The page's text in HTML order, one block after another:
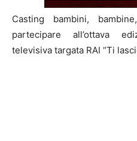
Casting bambini,
partecipare all’ottava
televisiva targata RAI “Ti